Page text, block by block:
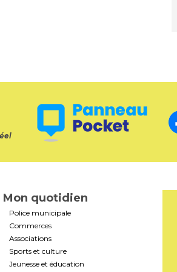
Mon quotidien
Police municipale
Commerces
Associations
Sports et culture
Jeunesse et éducation